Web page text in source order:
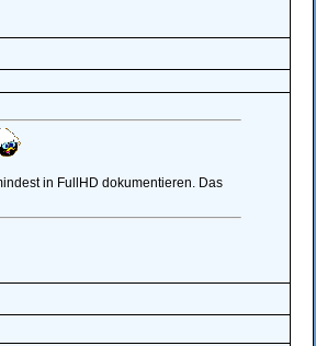
in FullHD dokumentieren. Das